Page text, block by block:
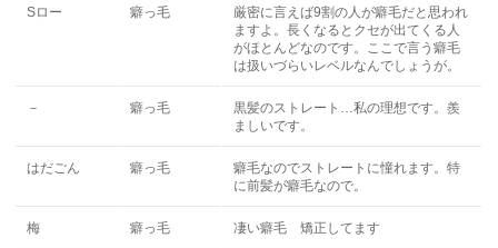
Sロー 癖っ毛
厳密に言えば9割の人が癖毛だと思われ
ますよ。長くなるとクセが出てくる人
がほとんどなのです。ここで言う癖毛
は扱いづらいレベルなんでしょうが。
－ 癖っ毛
黒髪のストレート…私の理想です。羨
ましいです。
はだごん 癖っ毛
癖毛なのでストレートに憧れます。特
に前髪が癖毛なので。
梅 癖っ毛 凄い癖毛 矯正してます